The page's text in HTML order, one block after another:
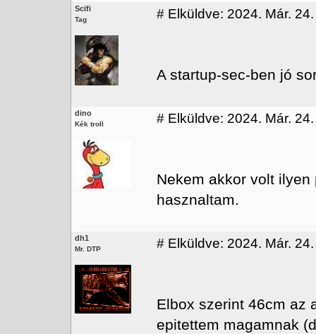
Scifi
Tag # Elküldve: 2024. Már.
A startup-sec-ben jó
dino
Kék troll # Elküldve: 2024. Már.
Nekem akkor volt ilyen
hasznaltam.
dh1
Mr. DTP # Elküldve: 2024. Már.
Elbox szerint 46cm az
epitettem magamnak